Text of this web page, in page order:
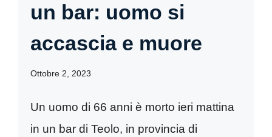
un bar: uomo si
accascia e muore
Ottobre 2, 2023
Un uomo di 66 anni è morto ieri mattina
in un bar di Teolo, in provincia di